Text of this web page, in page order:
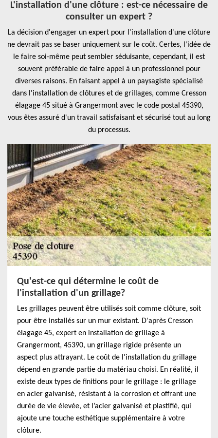
L'installation d'une clôture : est-ce nécessaire de
consulter un expert ?
La décision d'engager un expert pour l'installation d'une clôture
ne devrait pas se baser uniquement sur le coût. Certes, l'idée de
le faire soi-même peut sembler séduisante, cependant, il est
souvent préférable de faire appel à un professionnel pour
diverses raisons. En faisant appel à un paysagiste spécialisé
dans l'installation de clôtures et de grillages, comme Cresson
élagage 45 situé à Grangermont avec le code postal 45390,
vous êtes assuré d'un travail satisfaisant et sécurisé tout au long
du processus.
Qu'est-ce qui détermine le coût de
l'installation d'un grillage?
Les grillages peuvent être utilisés soit comme clôture, soit
pour être installés sur un mur existant. D'après Cresson
élagage 45, expert en installation de grillage à
Grangermont, 45390, un grillage rigide présente un
aspect plus attrayant. Le coût de l'installation du grillage
dépend en grande partie du matériau choisi. En réalité, il
existe deux types de finitions pour le grillage : le grillage
en acier galvanisé, résistant à la corrosion et offrant une
durée de vie élevée, et l’acier galvanisé et plastifié, qui
ajoute une touche esthétique supplémentaire à votre
clôture.